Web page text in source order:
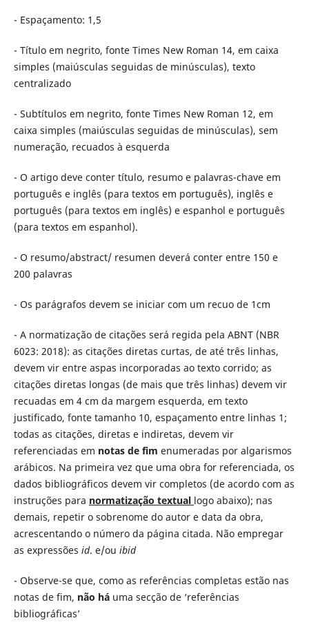
- Espaçamento: 1,5
- Título em negrito, fonte Times New Roman 14, em caixa
simples (maiúsculas seguidas de minúsculas), texto
centralizado
- Subtítulos em negrito, fonte Times New Roman 12, em
caixa simples (maiúsculas seguidas de minúsculas), sem
numeração, recuados à esquerda
- O artigo deve conter título, resumo e palavras-chave em
português e inglês (para textos em português), inglês e
português (para textos em inglês) e espanhol e português
(para textos em espanhol).
- O resumo/abstract/ resumen deverá conter entre 150 e
200 palavras
- Os parágrafos devem se iniciar com um recuo de 1cm
- A normatização de citações será regida pela ABNT (NBR
6023: 2018): as citações diretas curtas, de até três linhas,
devem vir entre aspas incorporadas ao texto corrido; as
citações diretas longas (de mais que três linhas) devem vir
recuadas em 4 cm da margem esquerda, em texto
justificado, fonte tamanho 10, espaçamento entre linhas 1;
todas as citações, diretas e indiretas, devem vir
referenciadas em notas de fim enumeradas por algarismos
arábicos. Na primeira vez que uma obra for referenciada, os
dados bibliográficos devem vir completos (de acordo com as
instruções para normatização textual logo abaixo); nas
demais, repetir o sobrenome do autor e data da obra,
acrescentando o número da página citada. Não empregar
as expressões id. e/ou ibid
- Observe-se que, como as referências completas estão nas
notas de fim, não háuma secção de ‘referências
bibliográficas’